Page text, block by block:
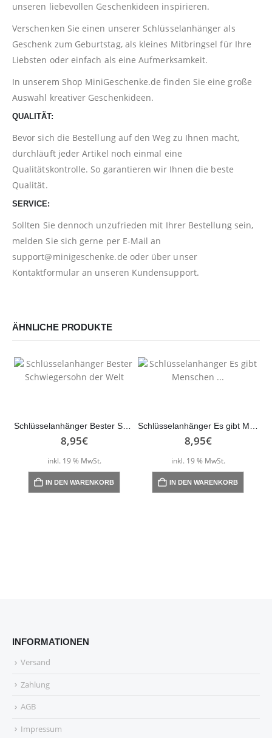
unseren liebevollen Geschenkideen inspirieren.
Verschenken Sie einen unserer Schlüsselanhänger als
Geschenk zum Geburtstag, als kleines Mitbringsel für Ihre
Liebsten oder einfach als eine Aufmerksamkeit.
In unserem Shop MiniGeschenke.de finden Sie eine große
Auswahl kreativer Geschenkideen.
QUALITÄT:
Bevor sich die Bestellung auf den Weg zu Ihnen macht,
durchläuft jeder Artikel noch einmal eine
Qualitätskontrolle. So garantieren wir Ihnen die beste
Qualität.
SERVICE:
Sollten Sie dennoch unzufrieden mit Ihrer Bestellung sein,
melden Sie sich gerne per E-Mail an
support@minigeschenke.de oder über unser
Kontaktformular an unseren Kundensupport.
ÄHNLICHE PRODUKTE
Schlüsselanhänger Bester Schwiegersohn der Welt
8,95€
inkl. 19 % MwSt.
IN DEN WARENKORB
Schlüsselanhänger Es gibt Menschen …
8,95€
inkl. 19 % MwSt.
IN DEN WARENKORB
INFORMATIONEN
Versand
Zahlung
AGB
Impressum